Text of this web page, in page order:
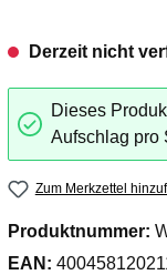
Derzeit nicht
Dieses
Aufschlag pro
Zum Merkzettel
Produktnummer:
EAN: